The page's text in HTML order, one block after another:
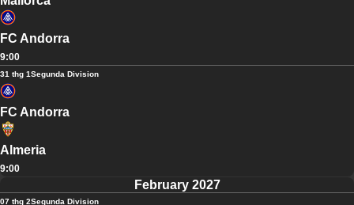
FC Andorra
9:00
31 thg 1Segunda Division
FC Andorra
Almeria
9:00
February 2027
07 thg 2Segunda Division